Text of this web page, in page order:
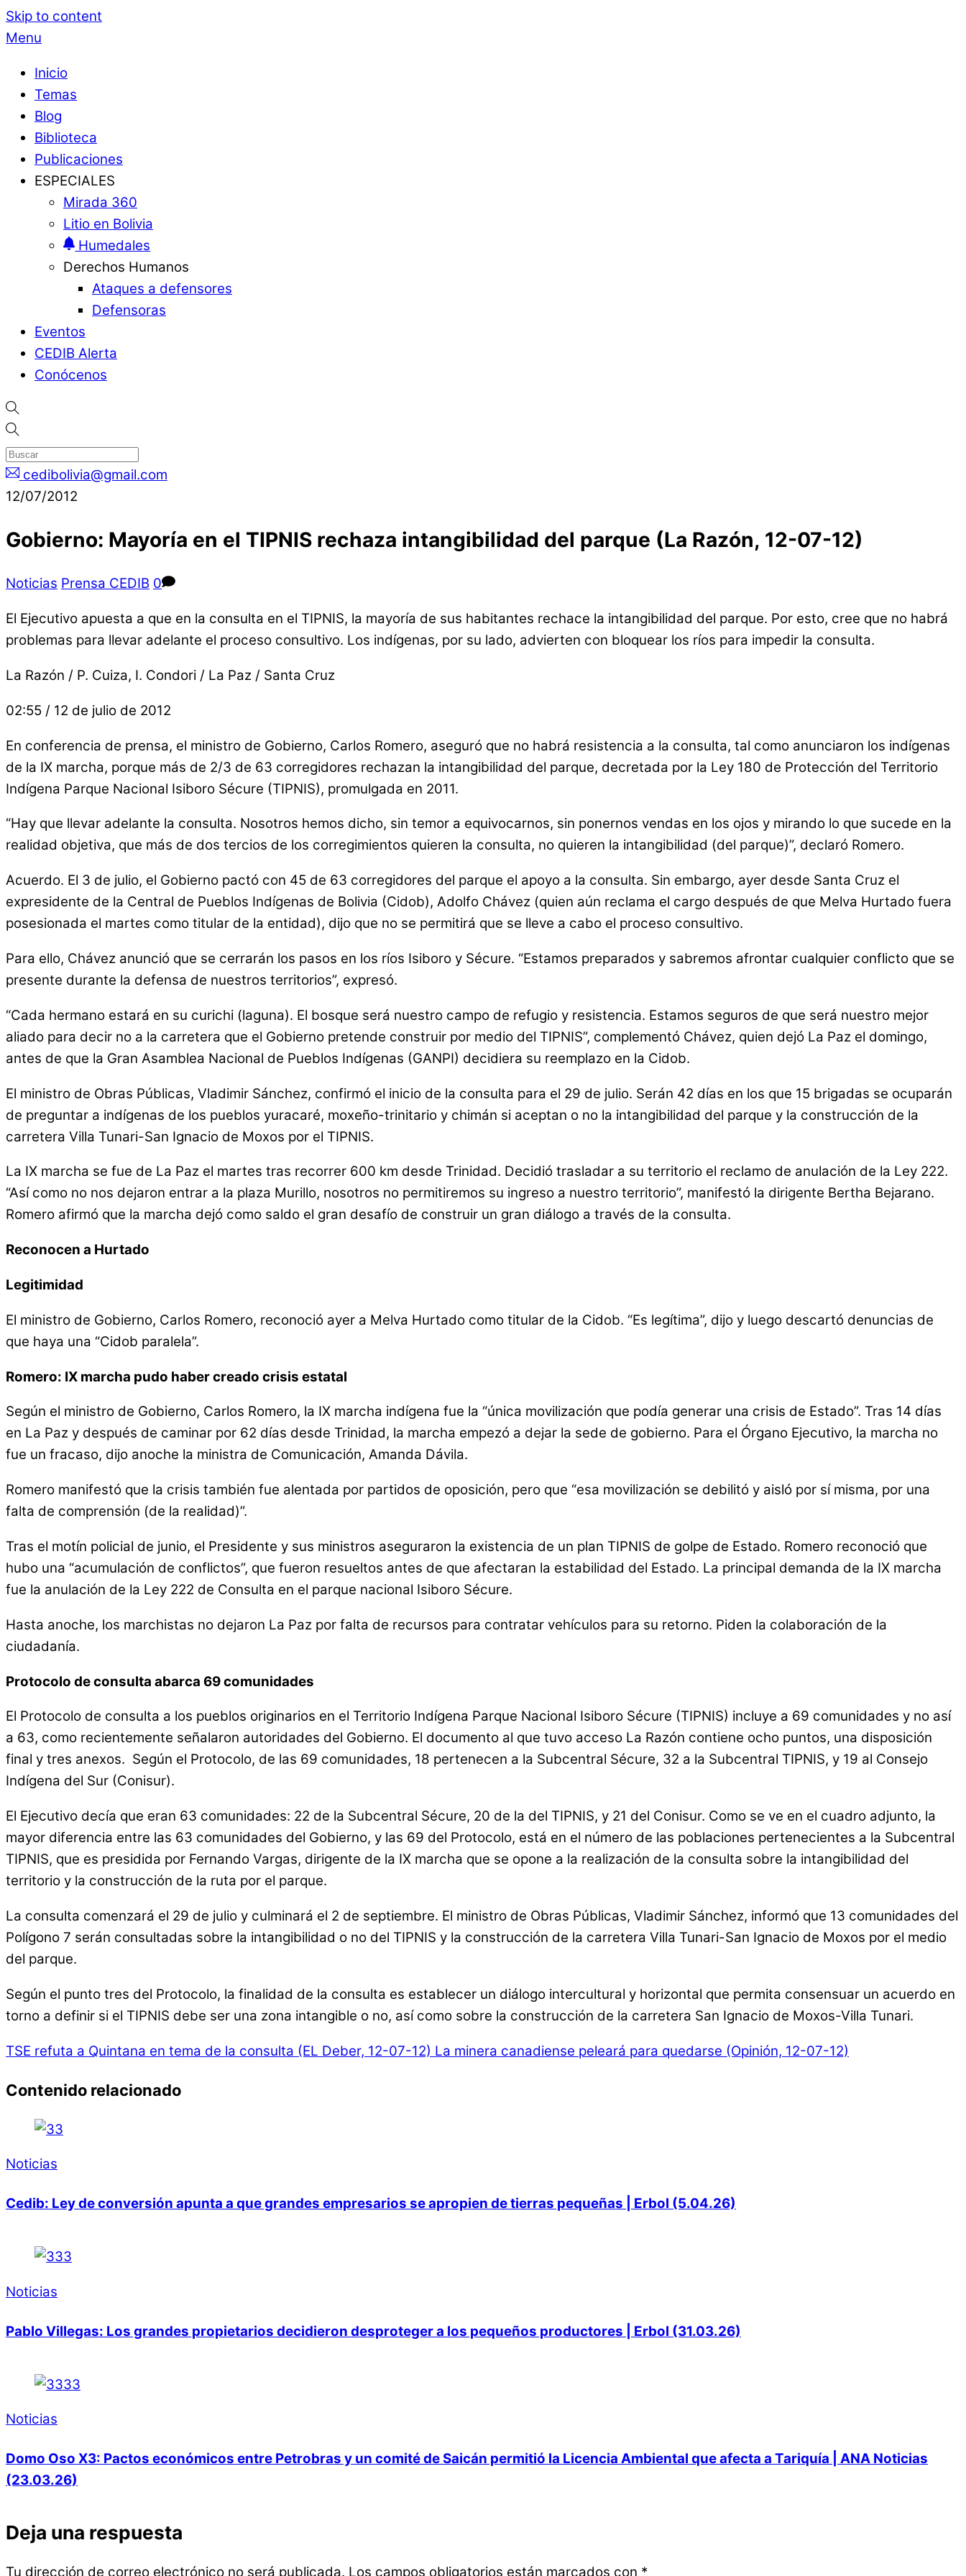
Skip to content
Menu
Inicio
Temas
Blog
Biblioteca
Publicaciones
ESPECIALES
Mirada 360
Litio en Bolivia
Humedales
Derechos Humanos
Ataques a defensores
Defensoras
Eventos
CEDIB Alerta
Conócenos
cedibolivia@gmail.com
12/07/2012
Gobierno: Mayoría en el TIPNIS rechaza intangibilidad del parque (La Razón, 12-07-12)
Noticias Prensa CEDIB 0
El Ejecutivo apuesta a que en la consulta en el TIPNIS, la mayoría de sus habitantes rechace la intangibilidad del parque. Por esto, cree que no habrá
problemas para llevar adelante el proceso consultivo. Los indígenas, por su lado, advierten con bloquear los ríos para impedir la consulta.
La Razón / P. Cuiza, I. Condori / La Paz / Santa Cruz
02:55 / 12 de julio de 2012
En conferencia de prensa, el ministro de Gobierno, Carlos Romero, aseguró que no habrá resistencia a la consulta, tal como anunciaron los indígenas
de la IX marcha, porque más de 2/3 de 63 corregidores rechazan la intangibilidad del parque, decretada por la Ley 180 de Protección del Territorio
Indígena Parque Nacional Isiboro Sécure (TIPNIS), promulgada en 2011.
“Hay que llevar adelante la consulta. Nosotros hemos dicho, sin temor a equivocarnos, sin ponernos vendas en los ojos y mirando lo que sucede en la
realidad objetiva, que más de dos tercios de los corregimientos quieren la consulta, no quieren la intangibilidad (del parque)”, declaró Romero.
Acuerdo. El 3 de julio, el Gobierno pactó con 45 de 63 corregidores del parque el apoyo a la consulta. Sin embargo, ayer desde Santa Cruz el
expresidente de la Central de Pueblos Indígenas de Bolivia (Cidob), Adolfo Chávez (quien aún reclama el cargo después de que Melva Hurtado fuera
posesionada el martes como titular de la entidad), dijo que no se permitirá que se lleve a cabo el proceso consultivo.
Para ello, Chávez anunció que se cerrarán los pasos en los ríos Isiboro y Sécure. “Estamos preparados y sabremos afrontar cualquier conflicto que se
presente durante la defensa de nuestros territorios”, expresó.
“Cada hermano estará en su curichi (laguna). El bosque será nuestro campo de refugio y resistencia. Estamos seguros de que será nuestro mejor
aliado para decir no a la carretera que el Gobierno pretende construir por medio del TIPNIS”, complementó Chávez, quien dejó La Paz el domingo,
antes de que la Gran Asamblea Nacional de Pueblos Indígenas (GANPI) decidiera su reemplazo en la Cidob.
El ministro de Obras Públicas, Vladimir Sánchez, confirmó el inicio de la consulta para el 29 de julio. Serán 42 días en los que 15 brigadas se ocuparán
de preguntar a indígenas de los pueblos yuracaré, moxeño-trinitario y chimán si aceptan o no la intangibilidad del parque y la construcción de la
carretera Villa Tunari-San Ignacio de Moxos por el TIPNIS.
La IX marcha se fue de La Paz el martes tras recorrer 600 km desde Trinidad. Decidió trasladar a su territorio el reclamo de anulación de la Ley 222.
“Así como no nos dejaron entrar a la plaza Murillo, nosotros no permitiremos su ingreso a nuestro territorio”, manifestó la dirigente Bertha Bejarano.
Romero afirmó que la marcha dejó como saldo el gran desafío de construir un gran diálogo a través de la consulta.
Reconocen a Hurtado
Legitimidad
El ministro de Gobierno, Carlos Romero, reconoció ayer a Melva Hurtado como titular de la Cidob. “Es legítima”, dijo y luego descartó denuncias de
que haya una “Cidob paralela”.
Romero: IX marcha pudo haber creado crisis estatal
Según el ministro de Gobierno, Carlos Romero, la IX marcha indígena fue la “única movilización que podía generar una crisis de Estado”. Tras 14 días
en La Paz y después de caminar por 62 días desde Trinidad, la marcha empezó a dejar la sede de gobierno. Para el Órgano Ejecutivo, la marcha no
fue un fracaso, dijo anoche la ministra de Comunicación, Amanda Dávila.
Romero manifestó que la crisis también fue alentada por partidos de oposición, pero que “esa movilización se debilitó y aisló por sí misma, por una
falta de comprensión (de la realidad)”.
Tras el motín policial de junio, el Presidente y sus ministros aseguraron la existencia de un plan TIPNIS de golpe de Estado. Romero reconoció que
hubo una “acumulación de conflictos”, que fueron resueltos antes de que afectaran la estabilidad del Estado. La principal demanda de la IX marcha
fue la anulación de la Ley 222 de Consulta en el parque nacional Isiboro Sécure.
Hasta anoche, los marchistas no dejaron La Paz por falta de recursos para contratar vehículos para su retorno. Piden la colaboración de la
ciudadanía.
Protocolo de consulta abarca 69 comunidades
El Protocolo de consulta a los pueblos originarios en el Territorio Indígena Parque Nacional Isiboro Sécure (TIPNIS) incluye a 69 comunidades y no así
a 63, como recientemente señalaron autoridades del Gobierno. El documento al que tuvo acceso La Razón contiene ocho puntos, una disposición
final y tres anexos. Según el Protocolo, de las 69 comunidades, 18 pertenecen a la Subcentral Sécure, 32 a la Subcentral TIPNIS, y 19 al Consejo
Indígena del Sur (Conisur).
El Ejecutivo decía que eran 63 comunidades: 22 de la Subcentral Sécure, 20 de la del TIPNIS, y 21 del Conisur. Como se ve en el cuadro adjunto, la
mayor diferencia entre las 63 comunidades del Gobierno, y las 69 del Protocolo, está en el número de las poblaciones pertenecientes a la Subcentral
TIPNIS, que es presidida por Fernando Vargas, dirigente de la IX marcha que se opone a la realización de la consulta sobre la intangibilidad del
territorio y la construcción de la ruta por el parque.
La consulta comenzará el 29 de julio y culminará el 2 de septiembre. El ministro de Obras Públicas, Vladimir Sánchez, informó que 13 comunidades del
Polígono 7 serán consultadas sobre la intangibilidad o no del TIPNIS y la construcción de la carretera Villa Tunari-San Ignacio de Moxos por el medio
del parque.
Según el punto tres del Protocolo, la finalidad de la consulta es establecer un diálogo intercultural y horizontal que permita consensuar un acuerdo en
torno a definir si el TIPNIS debe ser una zona intangible o no, así como sobre la construcción de la carretera San Ignacio de Moxos-Villa Tunari.
TSE refuta a Quintana en tema de la consulta (EL Deber, 12-07-12) La minera canadiense peleará para quedarse (Opinión, 12-07-12)
Contenido relacionado
Noticias
Cedib: Ley de conversión apunta a que grandes empresarios se apropien de tierras pequeñas | Erbol (5.04.26)
Noticias
Pablo Villegas: Los grandes propietarios decidieron desproteger a los pequeños productores | Erbol (31.03.26)
Noticias
Domo Oso X3: Pactos económicos entre Petrobras y un comité de Saicán permitió la Licencia Ambiental que afecta a Tariquía | ANA Noticias
(23.03.26)
Deja una respuesta
Tu dirección de correo electrónico no será publicada. Los campos obligatorios están marcados con *